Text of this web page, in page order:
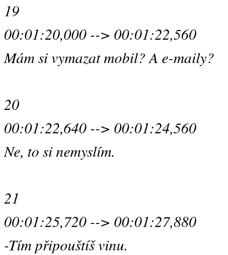
19
00:01:20,000 --> 00:01:22,560
Mám si vymazat mobil? A e-maily?
20
00:01:22,640 --> 00:01:24,560
Ne, to si nemyslím.
21
00:01:25,720 --> 00:01:27,880
-Tím připouštíš vinu.